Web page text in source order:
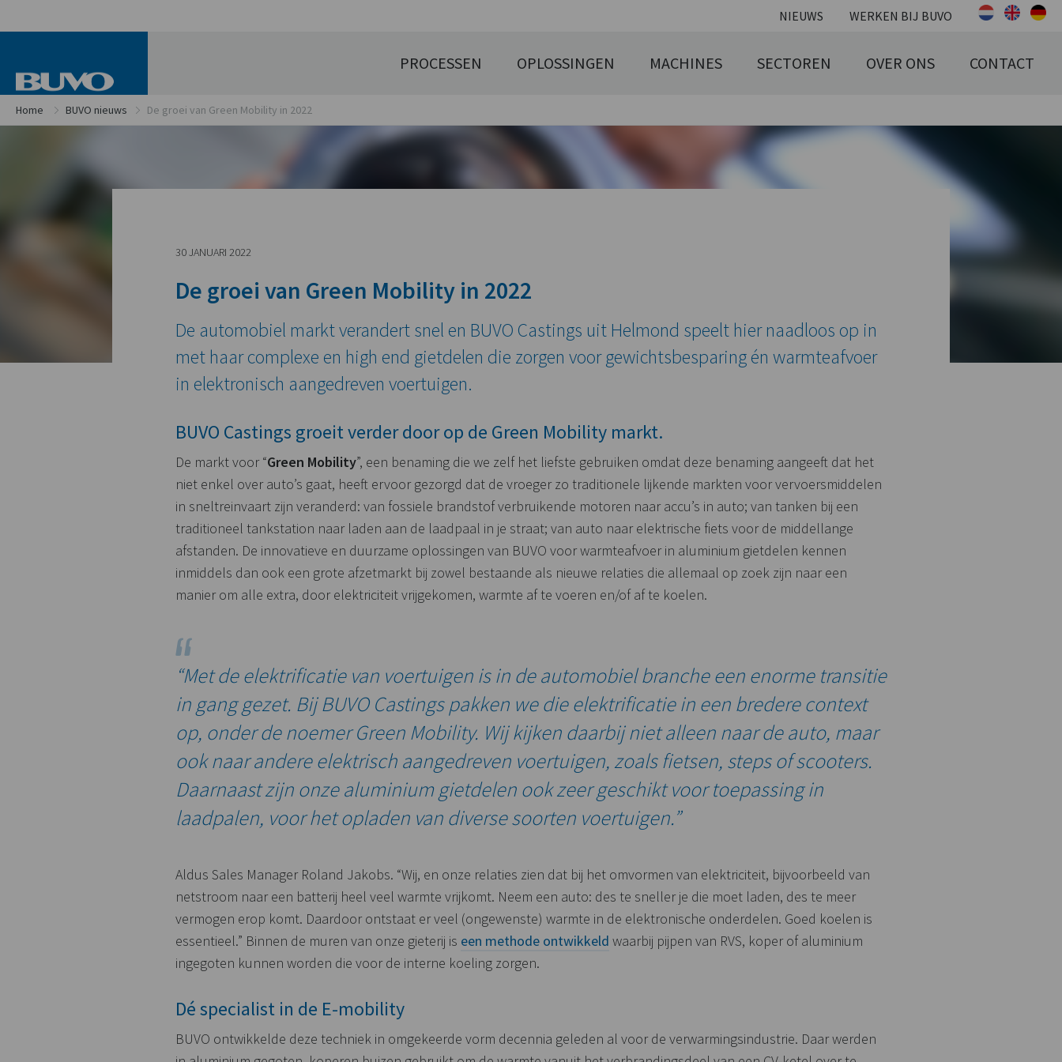
NIEUWS WERKEN BIJ BUVO
PROCESSEN OPLOSSINGEN MACHINES SECTOREN OVER ONS CONTACT
Home BUVO nieuws De groei van Green Mobility in 2022
30 JANUARI 2022
De groei van Green Mobility in 2022
De automobiel markt verandert snel en BUVO Castings uit Helmond speelt hier naadloos op in
met haar complexe en high end gietdelen die zorgen voor gewichtsbesparing én warmteafvoer
in elektronisch aangedreven voertuigen.
BUVO Castings groeit verder door op de Green Mobility markt.
De markt voor “Green Mobility”, een benaming die we zelf het liefste gebruiken omdat deze benaming aangeeft dat het
niet enkel over auto’s gaat, heeft ervoor gezorgd dat de vroeger zo traditionele lijkende markten voor vervoersmiddelen
in sneltreinvaart zijn veranderd: van fossiele brandstof verbruikende motoren naar accu’s in auto; van tanken bij een
traditioneel tankstation naar laden aan de laadpaal in je straat; van auto naar elektrische fiets voor de middellange
afstanden. De innovatieve en duurzame oplossingen van BUVO voor warmteafvoer in aluminium gietdelen kennen
inmiddels dan ook een grote afzetmarkt bij zowel bestaande als nieuwe relaties die allemaal op zoek zijn naar een
manier om alle extra, door elektriciteit vrijgekomen, warmte af te voeren en/of af te koelen.
“Met de elektrificatie van voertuigen is in de automobiel branche een enorme transitie
in gang gezet. Bij BUVO Castings pakken we die elektrificatie in een bredere context
op, onder de noemer Green Mobility. Wij kijken daarbij niet alleen naar de auto, maar
ook naar andere elektrisch aangedreven voertuigen, zoals fietsen, steps of scooters.
Daarnaast zijn onze aluminium gietdelen ook zeer geschikt voor toepassing in
laadpalen, voor het opladen van diverse soorten voertuigen.”
Aldus Sales Manager Roland Jakobs. “Wij, en onze relaties zien dat bij het omvormen van elektriciteit, bijvoorbeeld van
netstroom naar een batterij heel veel warmte vrijkomt. Neem een auto: des te sneller je die moet laden, des te meer
vermogen erop komt. Daardoor ontstaat er veel (ongewenste) warmte in de elektronische onderdelen. Goed koelen is
essentieel.” Binnen de muren van onze gieterij is een methode ontwikkeld waarbij pijpen van RVS, koper of aluminium
ingegoten kunnen worden die voor de interne koeling zorgen.
Dé specialist in de E-mobility
BUVO ontwikkelde deze techniek in omgekeerde vorm decennia geleden al voor de verwarmingsindustrie. Daar werden